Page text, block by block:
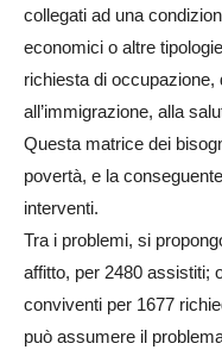
collegati ad una
economici o altre
richiesta di occupazione,
all’immigrazione, alla
Questa matrice dei
povertà, e la
interventi.
Tra i problemi, si
affitto, per 2480 assistiti;
conviventi per 1677
può assumere il